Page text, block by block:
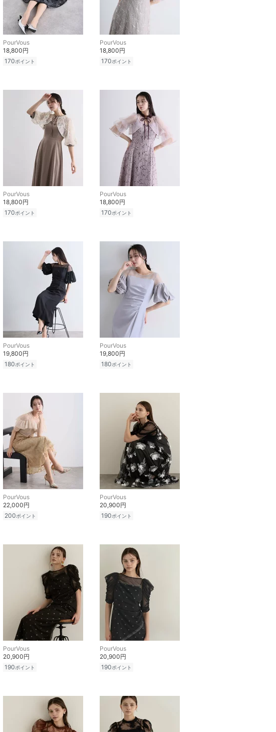
PourVous
18,800円
170ポイント
PourVous
18,800円
170ポイント
PourVous
18,800円
170ポイント
PourVous
18,800円
170ポイント
PourVous
19,800円
180ポイント
PourVous
19,800円
180ポイント
PourVous
22,000円
200ポイント
PourVous
20,900円
190ポイント
PourVous
20,900円
190ポイント
PourVous
20,900円
190ポイント